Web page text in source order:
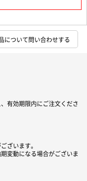
について問い合わせする
有効期限内にご注文くださ
ざいます。
変動になる場合がございま